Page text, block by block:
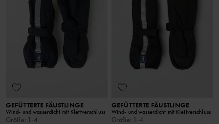
GEFÜTTERTE FÄUSTLINGE
Wind- und wasserdicht mit Klettverschluss
Größe: 1-4
GEFÜTTERTE FÄUSTLINGE
Wind- und wasserdicht mit Klettverschluss
Größe: 1-4